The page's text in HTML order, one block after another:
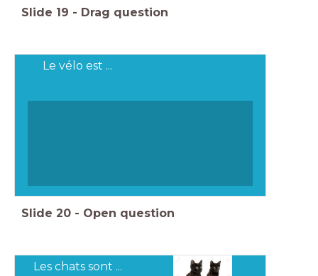
Slide 19 - Drag question
Le vélo est ...
Slide 20 - Open question
Les chats sont ...